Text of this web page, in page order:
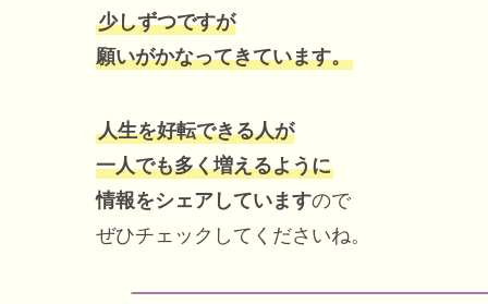
少しずつですが
願いがかなってきています。
人生を好転できる人が
一人でも多く増えるように
情報をシェアしていますので
ぜひチェックしてくださいね。